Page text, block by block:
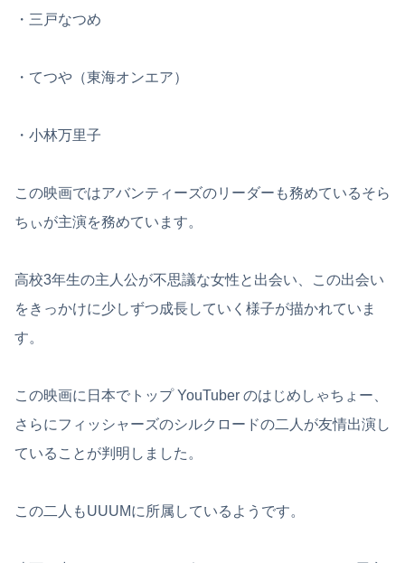
・三戸なつめ
・てつや（東海オンエア）
・小林万里子
この映画ではアバンティーズのリーダーも務めているそら
ちぃが主演を務めています。
高校3年生の主人公が不思議な女性と出会い、この出会い
をきっかけに少しずつ成長していく様子が描かれていま
す。
この映画に日本でトップ YouTuber のはじめしゃちょー、
さらにフィッシャーズのシルクロードの二人が友情出演し
ていることが判明しました。
この二人もUUUMに所属しているようです。